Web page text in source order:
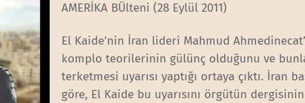
AMERİKA BÜlteni (28 Eylül 2011)
El Kaide’nin İran lideri Mahmud
komplo teorilerinin gülünç olduğunu ve
terketmesi uyarısı yaptığı ortaya çıktı. İran
göre, El Kaide bu uyarısını örgütün